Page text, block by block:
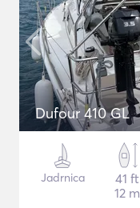
Dufour 410 GL
Jadrnica
41 ft
12 m